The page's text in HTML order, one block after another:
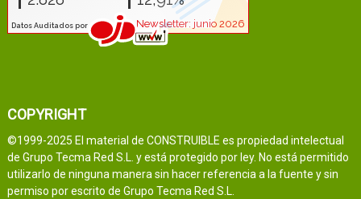
COPYRIGHT
©1999-2025 El material de CONSTRUIBLE es propiedad intelectual
de Grupo Tecma Red S.L. y está protegido por ley. No está permitido
utilizarlo de ninguna manera sin hacer referencia a la fuente y sin
permiso por escrito de Grupo Tecma Red S.L.